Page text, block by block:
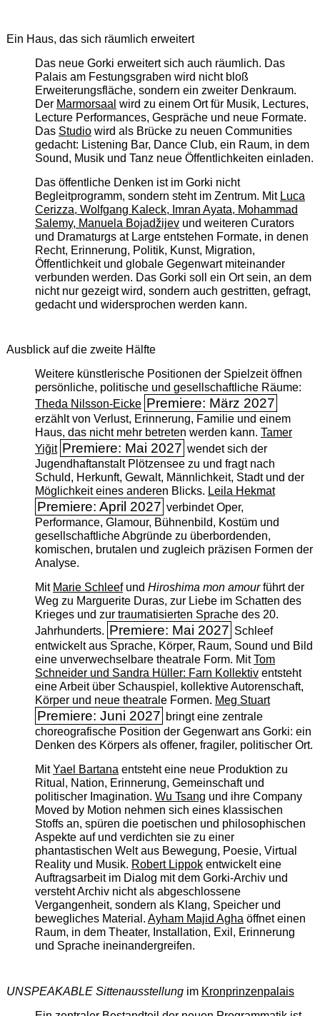
Ein Haus, das sich räumlich erweitert
Das neue Gorki erweitert sich auch räumlich. Das
Palais am Festungsgraben wird nicht bloß
Erweiterungsfläche, sondern ein zweiter Denkraum.
Der Marmorsaal wird zu einem Ort für Musik, Lectures,
Lecture Performances, Gespräche und neue Formate.
Das Studiowird als Brücke zu neuen Communities
gedacht: Listening Bar, Dance Club, ein Raum, in dem
Sound, Musik und Tanz neue Öffentlichkeiten einladen.
Das öffentliche Denken ist im Gorki nicht
Begleitprogramm, sondern steht im Zentrum. Mit Luca
Cerizza, Wolfgang Kaleck, Imran Ayata, Mohammad
Salemy, Manuela Bojadžijevund weiteren Curators
und Dramaturgs at Large entstehen Formate, in denen
Recht, Erinnerung, Politik, Kunst, Migration,
Öffentlichkeit und globale Gegenwart miteinander
verbunden werden. Das Gorki soll ein Ort sein, an dem
nicht nur gezeigt wird, sondern auch gestritten, gefragt,
gedacht und widersprochen werden kann.
Ausblick auf die zweite Hälfte
Weitere künstlerische Positionen der Spielzeit öffnen
persönliche, politische und gesellschaftliche Räume:
Theda Nilsson-Eicke Premiere: März 2027
erzählt von Verlust, Erinnerung, Familie und einem
Haus, das nicht mehr betreten werden kann. Tamer
Yiğit Premiere: Mai 2027 wendet sich der
Jugendhaftanstalt Plötzensee zu und fragt nach
Schuld, Herkunft, Gewalt, Männlichkeit, Stadt und der
Möglichkeit eines anderen Blicks. Leila Hekmat
Premiere: April 2027 verbindet Oper,
Performance, Glamour, Bühnenbild, Kostüm und
gesellschaftliche Abgründe zu überbordenden,
komischen, brutalen und zugleich präzisen Formen der
Analyse.
Mit Marie Schleefund Hiroshima mon amourführt der
Weg zu Marguerite Duras, zur Liebe im Schatten des
Krieges und zur traumatisierten Sprache des 20.
Jahrhunderts. Premiere: Mai 2027 Schleef
entwickelt aus Sprache, Körper, Raum, Sound und Bild
eine unverwechselbare theatrale Form. MitTom
Schneider und Sandra Hüller: Farn Kollektiventsteht
eine Arbeit über Schauspiel, kollektive Autorenschaft,
Körper und neue theatrale Formen. Meg Stuart
Premiere: Juni 2027 bringt eine zentrale
choreografische Position der Gegenwart ans Gorki: ein
Denken des Körpers als offener, fragiler, politischer Ort.
MitYael Bartanaentsteht eine neue Produktion zu
Ritual, Nation, Erinnerung, Gemeinschaft und
politischer Imagination. Wu Tsang und ihre Company
Moved by Motion nehmen sich eines klassischen
Stoffs an, spüren die poetischen und philosophischen
Aspekte auf und verdichten sie zu einer
phantastischen Welt aus Bewegung, Poesie, Virtual
Reality und Musik. Robert Lippokentwickelt eine
Auftragsarbeit im Dialog mit dem Gorki-Archiv und
versteht Archiv nicht als abgeschlossene
Vergangenheit, sondern als Klang, Speicher und
bewegliches Material. Ayham Majid Aghaöffnet einen
Raum, in dem Theater, Installation, Exil, Erinnerung
und Sprache ineinandergreifen.
UNSPEAKABLE Sittenausstellungim Kronprinzenpalais